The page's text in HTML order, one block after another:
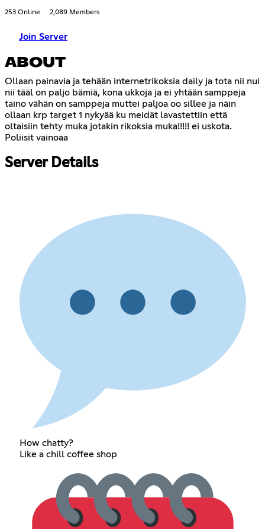
253 Online 2,089 Members
Join Server
ABOUT
Ollaan painavia ja tehään internetrikoksia daily ja tota nii nui
nii tääl on paljo bämiä, kona ukkoja ja ei yhtään samppeja
taino vähän on samppeja muttei paljoa oo sillee ja näin
ollaan krp target 1 nykyää ku meidät lavastettiin että
oltaisiin tehty muka jotakin rikoksia muka!!!!! ei uskota.
Poliisit vainoaa
Server Details
How chatty?
Like a chill coffee shop